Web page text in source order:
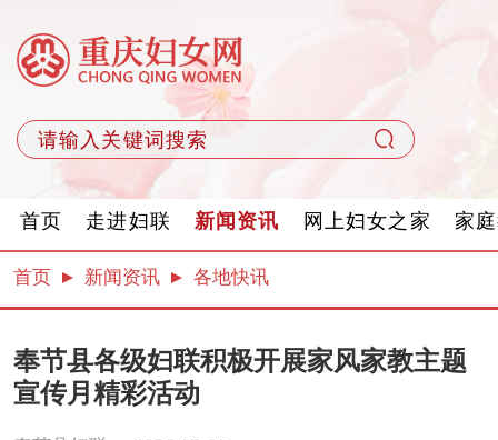
首页 走进妇联 新闻资讯 网上妇女之家 家
首页 新闻资讯 各地快讯
奉节县各级妇联积极开展家风家教主题
宣传月精彩活动